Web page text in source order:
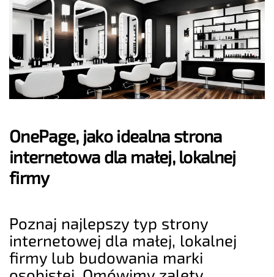
OnePage, jako idealna strona
internetowa dla małej, lokalnej
firmy
Poznaj najlepszy typ strony
internetowej dla małej, lokalnej
firmy lub budowania marki